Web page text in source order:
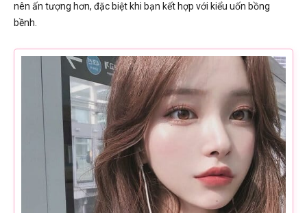
nên ấn tượng hơn, đặc biệt khi bạn kết hợp với kiểu uốn bồng
bềnh.